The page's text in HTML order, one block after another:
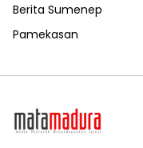
Berita Sumenep
Pamekasan